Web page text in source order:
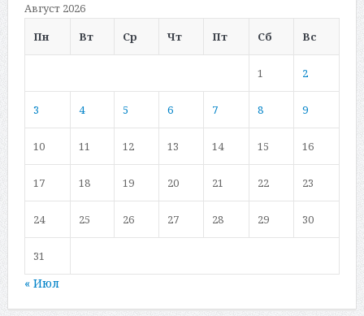
Август 2026
Пн
Вт Ср Чт Пт Сб Вс
1 2
3 4 5 6 7 8 9
10 11 12 13 14 15 16
17 18 19 20 21 22 23
24 25 26 27 28 29 30
31
« Июл